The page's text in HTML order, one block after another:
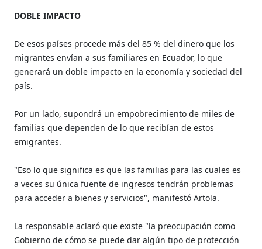
DOBLE IMPACTO
De esos países procede más del 85 % del dinero que los
migrantes envían a sus familiares en Ecuador, lo que
generará un doble impacto en la economía y sociedad del
país.
Por un lado, supondrá un empobrecimiento de miles de
familias que dependen de lo que recibían de estos
emigrantes.
"Eso lo que significa es que las familias para las cuales es
a veces su única fuente de ingresos tendrán problemas
para acceder a bienes y servicios", manifestó Artola.
La responsable aclaró que existe "la preocupación como
Gobierno de cómo se puede dar algún tipo de protección